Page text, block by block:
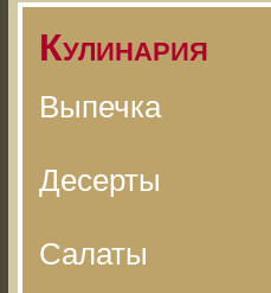
Кулинария
Выпечка
Десерты
Салаты